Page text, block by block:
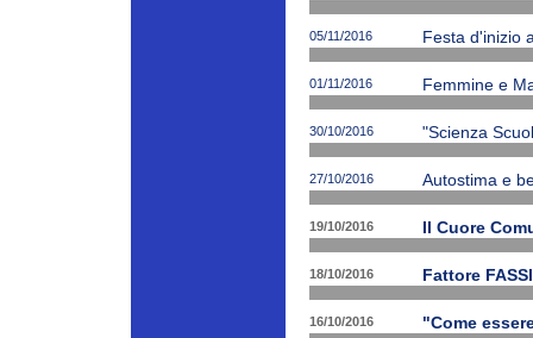
05/11/2016 Festa d'inizio
01/11/2016 Femmine e
30/10/2016 "Scienza
27/10/2016 Autostima e
19/10/2016 Il Cuore
18/10/2016 Fattore FASSI
16/10/2016 "Come